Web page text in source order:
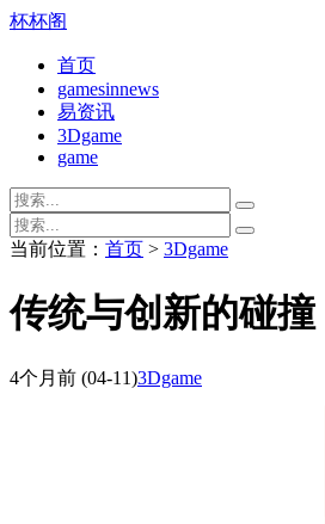
杯杯阁
首页
gamesinnews
易资讯
3Dgame
game
当前位置： 首页 > 3Dgame
传统与创新的碰
4个月前 (04-11)3Dgame